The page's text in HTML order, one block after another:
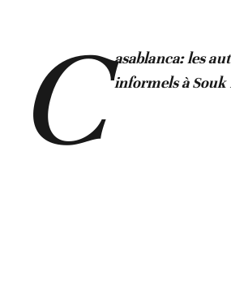
C asablanca: les
informels à Souk